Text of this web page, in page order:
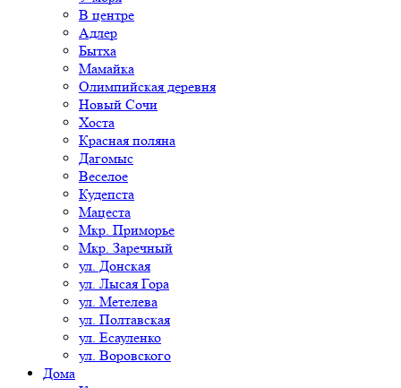
В центре
Адлер
Бытха
Мамайка
Олимпийская деревня
Новый Сочи
Хоста
Красная поляна
Дагомыс
Веселое
Кудепста
Мацеста
Мкр. Приморье
Мкр. Заречный
ул. Донская
ул. Лысая Гора
ул. Метелева
ул. Полтавская
ул. Есауленко
ул. Воровского
Дома